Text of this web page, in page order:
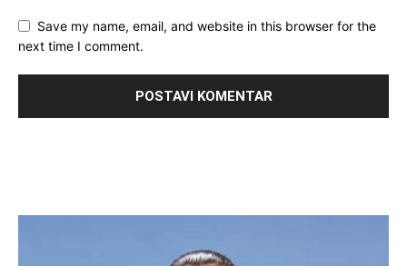
Save my name, email, and website in this browser for the
next time I comment.